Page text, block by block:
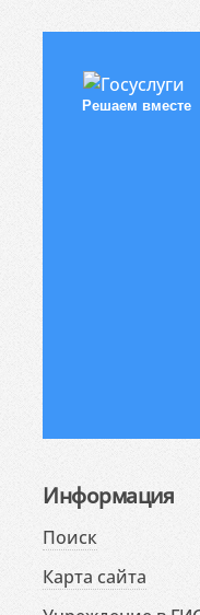
Решаем вместе
Информация
Поиск
Карта сайта